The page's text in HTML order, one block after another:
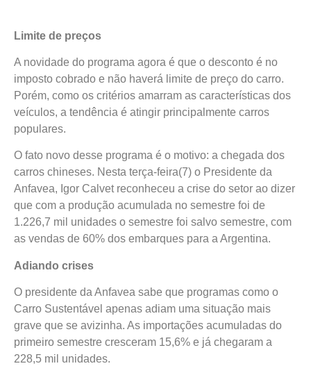
Limite de preços
A novidade do programa agora é que o desconto é no
imposto cobrado e não haverá limite de preço do carro.
Porém, como os critérios amarram as características dos
veículos, a tendência é atingir principalmente carros
populares.
O fato novo desse programa é o motivo: a chegada dos
carros chineses. Nesta terça-feira(7) o Presidente da
Anfavea, Igor Calvet reconheceu a crise do setor ao dizer
que com a produção acumulada no semestre foi de
1.226,7 mil unidades o semestre foi salvo semestre, com
as vendas de 60% dos embarques para a Argentina.
Adiando crises
O presidente da Anfavea sabe que programas como o
Carro Sustentável apenas adiam uma situação mais
grave que se avizinha. As importações acumuladas do
primeiro semestre cresceram 15,6% e já chegaram a
228,5 mil unidades.